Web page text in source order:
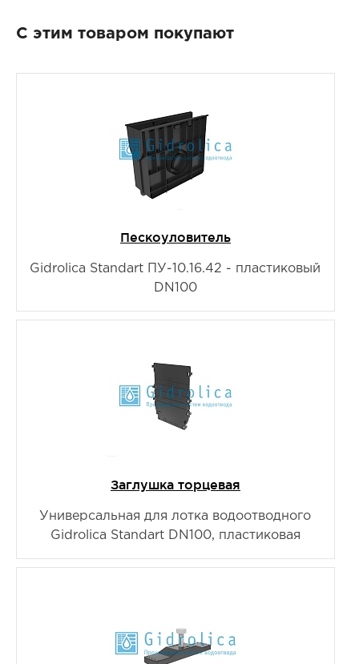
С этим товаром покупают
Пескоуловитель
Gidrolica Standart ПУ-10.16.42 - пластиковый
DN100
Заглушка торцевая
Универсальная для лотка водоотводного
Gidrolica Standart DN100, пластиковая